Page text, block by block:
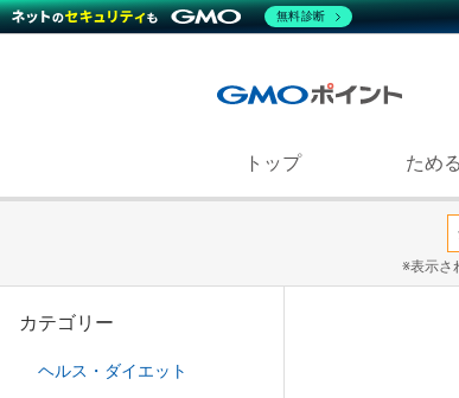
トップ ため
※表示さ
カテゴリー
ヘルス・ダイエット
無料診断